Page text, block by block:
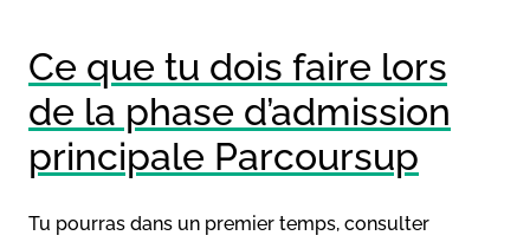
Ce que tu dois faire lors
de la phase d’admission
principale Parcoursup
Tu pourras dans un premier temps, consulter